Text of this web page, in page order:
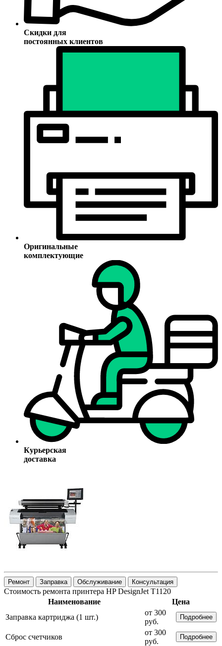
Скидки для
постоянных клиентов
Оригинальные
комплектующие
Курьерская
доставка
Ремонт Заправка Обслуживание Консультация
Стоимость ремонта принтера HP DesignJet T1120
Наименование
Цена
Заправка картриджа (1 шт.)
от 300
руб.
Подробнее
Сброс счетчиков
от 300
руб.
Подробнее